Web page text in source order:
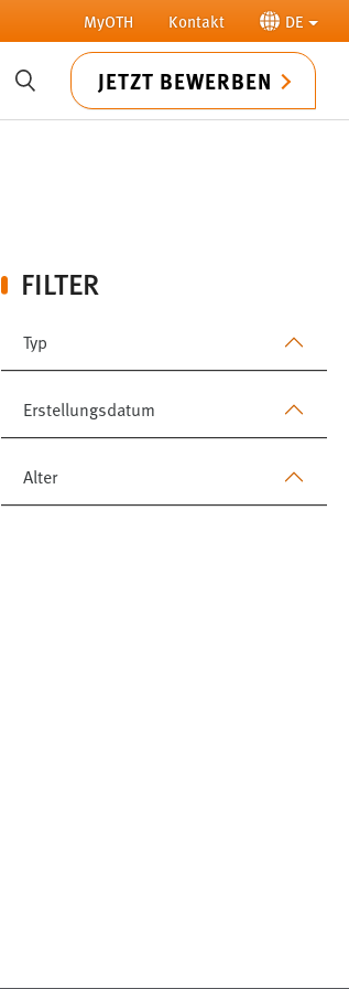
MyOTH Kontakt DE
SUCHE JETZT BEWERBEN
FILTER
Typ
Erstellungsdatum
Alter